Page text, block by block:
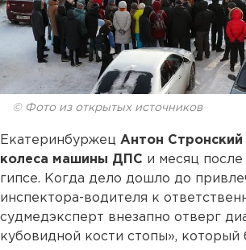
© Фото из открытых источников
Екатеринбуржец Антон Стронский
колеса машины ДПС и месяц после
гипсе. Когда дело дошло до
инспектора-водителя к
судмедэксперт внезапно отверг
кубовидной кости стопы», который